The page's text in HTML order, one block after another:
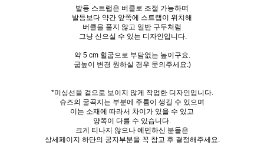
발등 스트랩은 버클로 조절 가능하며
발등보다 약간 앞쪽에 스트랩이 위치해
버클을 풀지 않고 일반 구두처럼
그냥 신으실 수 있는 디자인입니다.
약 5 cm 힐굽으로 부담없는 높이구요.
굽높이 변경 원하실 경우 문의주세요:)
*미싱선을 겉으로 보이지 않게 작업한 디자인입니다.
슈즈의 굴곡지는 부분에 주름이 생길 수 있으며
이는 소재에 따라서 차이가 있을 수 있고
양쪽이 다를 수 있습니다.
크게 티나지 않으나 예민하신 분들은
상세페이지 하단의 공지부분을 꼭 참고 후 결정해주세요.